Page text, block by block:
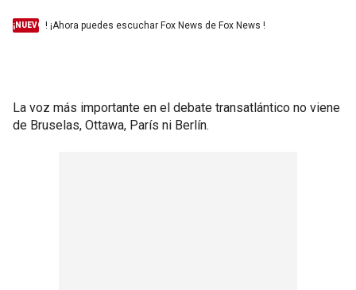
¡NUEVO ! ¡Ahora puedes escuchar Fox News de Fox News !
La voz más importante en el debate transatlántico no viene
de Bruselas, Ottawa, París ni Berlín.